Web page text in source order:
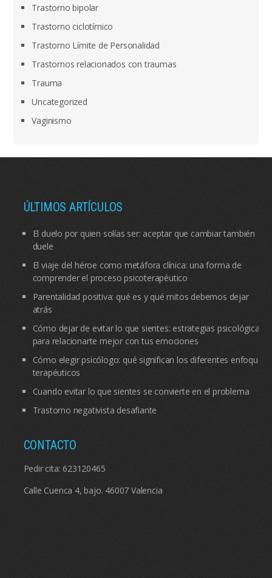
Trastorno bipolar
Trastorno ciclotímico
Trastorno Límite de Personalidad
Trastornos relacionados con traumas
Trauma
Uncategorized
Vaginismo
ÚLTIMOS ARTÍCULOS
El duelo por quien solías ser: aceptar que cambiar también
duele
El viaje del héroe como metáfora clínica: una forma de
comprender el proceso psicoterapéutico
Parentalidad positiva: qué es y qué mitos debemos dejar
atrás
Cómo dejar de evitar lo que sientes: estrategias psicológicas
para relacionarte mejor con tus emociones
Cómo elegir psicólogo: qué significan los diferentes enfoques
terapéuticos
Cuando evitar lo que sientes se convierte en el problema
Trastorno negativista desafiante
CONTACTO
Pedir cita: 623120465
Calle Cuenca 4, bajo. 46007 Valencia